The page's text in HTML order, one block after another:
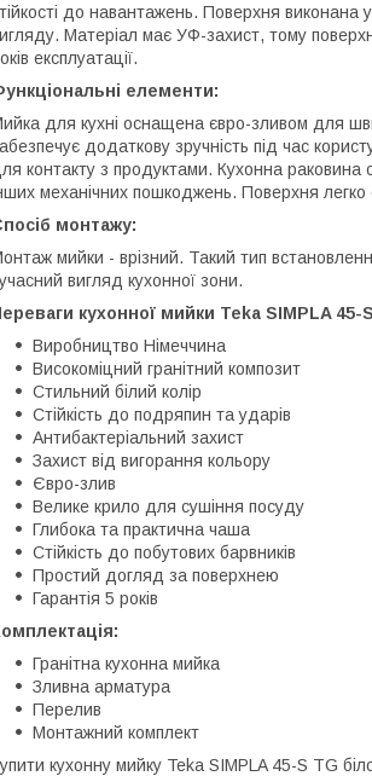
до навантажень. Поверхня виконана у
Матеріал має УФ-захист, тому
експлуатації.
елементи:
для кухні оснащена євро-зливом для
додаткову зручність під час
контакту з продуктами. Кухонна раковина
механічних пошкоджень. Поверхня
монтажу:
мийки - врізний. Такий тип
вигляд кухонної зони.
кухонної мийки Teka SIMPLA 45-
Виробництво Німеччина
Високоміцний гранітний композит
Стильний білий колір
Стійкість до подряпин та ударів
Антибактеріальний захист
Захист від вигорання кольору
Євро-злив
Велике крило для сушіння посуду
Глибока та практична чаша
Стійкість до побутових барвників
Простий догляд за поверхнею
Гарантія 5 років
Гранітна кухонна мийка
Зливна арматура
Перелив
Монтажний комплект
кухонну мийку Teka SIMPLA 45-S TG